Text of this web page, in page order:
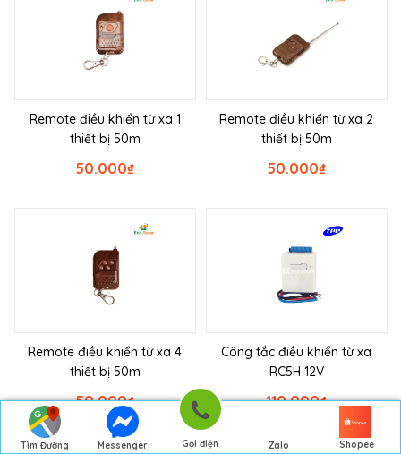
Tìm Đường
Messenger Gọi điện Zalo Shopee
Remote điều khiển từ xa 1
thiết bị 50m
₫
50.000
Remote điều khiển từ xa 2
thiết bị 50m
₫
50.000
Remote điều khiển từ xa 4
thiết bị 50m
₫
50.000
Công tắc điều khiển từ xa
RC5H 12V
₫
110.000